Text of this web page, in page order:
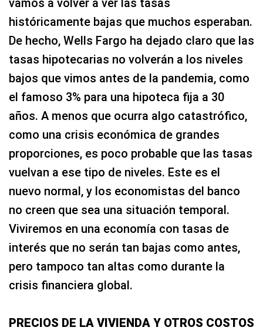
históricamente bajas que muchos esperaban.
De hecho, Wells Fargo ha dejado claro que las
tasas hipotecarias no volverán a los niveles
bajos que vimos antes de la pandemia, como
el famoso 3% para una hipoteca fija a 30
años. A menos que ocurra algo catastrófico,
como una crisis económica de grandes
proporciones, es poco probable que las tasas
vuelvan a ese tipo de niveles. Este es el
nuevo normal, y los economistas del banco
no creen que sea una situación temporal.
Viviremos en una economía con tasas de
interés que no serán tan bajas como antes,
pero tampoco tan altas como durante la
crisis financiera global.
PRECIOS DE LA VIVIENDA Y OTROS COSTOS